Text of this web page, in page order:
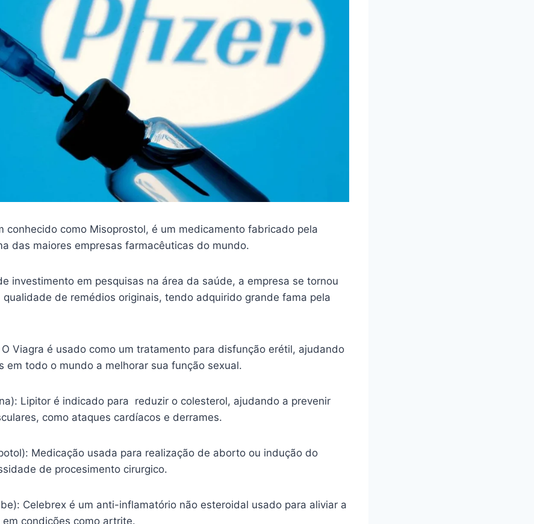
conhecido como Misoprostol, é um medicamento fabricado pela
das maiores empresas farmacêuticas do mundo.
investimento em pesquisas na área da saúde, a empresa se tornou
qualidade de remédios originais, tendo adquirido grande fama pela
Viagra é usado como um tratamento para disfunção erétil, ajudando
em todo o mundo a melhorar sua função sexual.
Lipitor é indicado para reduzir o colesterol, ajudando a prevenir
como ataques cardíacos e derrames.
Medicação usada para realização de aborto ou indução do
de procesimento cirurgico.
Celebrex é um anti-inflamatório não esteroidal usado para aliviar a
condições como artrite.